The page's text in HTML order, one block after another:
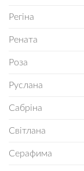
Регіна
Рената
Роза
Руслана
Сабріна
Світлана
Серафима